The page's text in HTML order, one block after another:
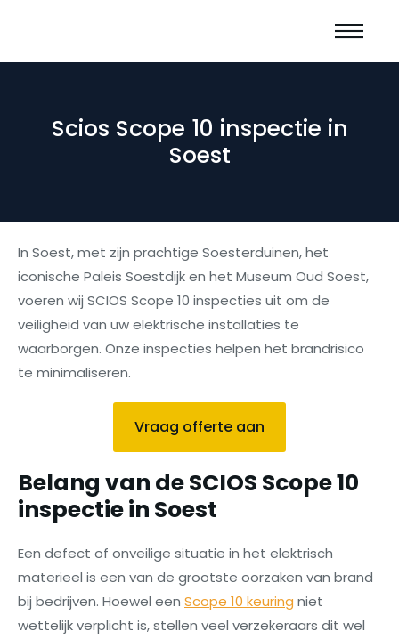
Scios Scope 10 inspectie in
Soest
In Soest, met zijn prachtige Soesterduinen, het
iconische Paleis Soestdijk en het Museum Oud Soest,
voeren wij SCIOS Scope 10 inspecties uit om de
veiligheid van uw elektrische installaties te
waarborgen. Onze inspecties helpen het brandrisico
te minimaliseren.
Vraag offerte aan
Belang van de SCIOS Scope 10
inspectie in Soest
Een defect of onveilige situatie in het elektrisch
materieel is een van de grootste oorzaken van brand
bij bedrijven. Hoewel een Scope 10 keuring niet
wettelijk verplicht is, stellen veel verzekeraars dit wel